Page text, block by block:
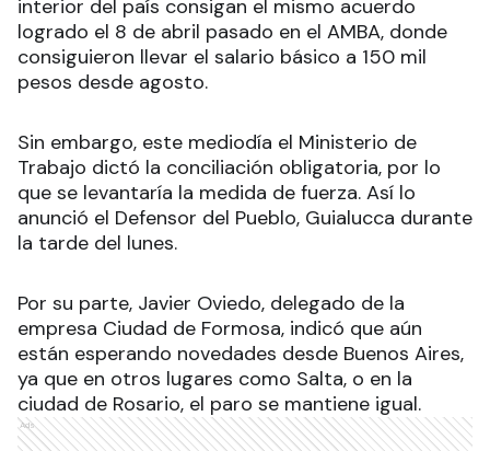
interior del país consigan el mismo acuerdo
logrado el 8 de abril pasado en el AMBA, donde
consiguieron llevar el salario básico a 150 mil
pesos desde agosto.
Sin embargo, este mediodía el Ministerio de
Trabajo dictó la conciliación obligatoria, por lo
que se levantaría la medida de fuerza. Así lo
anunció el Defensor del Pueblo, Guialucca durante
la tarde del lunes.
Por su parte, Javier Oviedo, delegado de la
empresa Ciudad de Formosa, indicó que aún
están esperando novedades desde Buenos Aires,
ya que en otros lugares como Salta, o en la
ciudad de Rosario, el paro se mantiene igual.
Ads